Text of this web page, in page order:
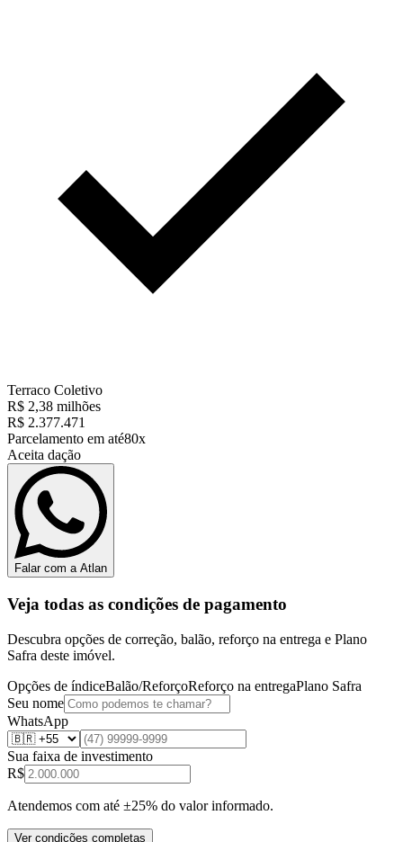
Terraco Coletivo
R$ 2,38 milhões
R$ 2.377.471
Parcelamento em até80x
Aceita dação
Falar com a Atlan
Veja todas as condições de pagamento
Descubra opções de correção, balão, reforço na entrega e Plano
Safra deste imóvel.
Opções de índiceBalão/ReforçoReforço na entregaPlano Safra
Seu nome
WhatsApp
Sua faixa de investimento
R$
Atendemos com até ±25% do valor informado.
Ver condições completas